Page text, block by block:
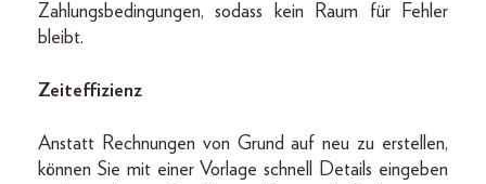
Zahlungsbedingungen, sodass kein Raum für Fehler
bleibt.
Zeiteffizienz
Anstatt Rechnungen von Grund auf neu zu erstellen,
können Sie mit einer Vorlage schnell Details eingeben